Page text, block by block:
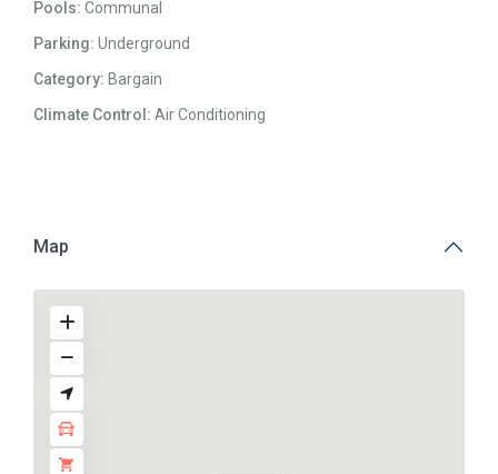
Pools: Communal
Parking: Underground
Category: Bargain
Climate Control: Air Conditioning
Map